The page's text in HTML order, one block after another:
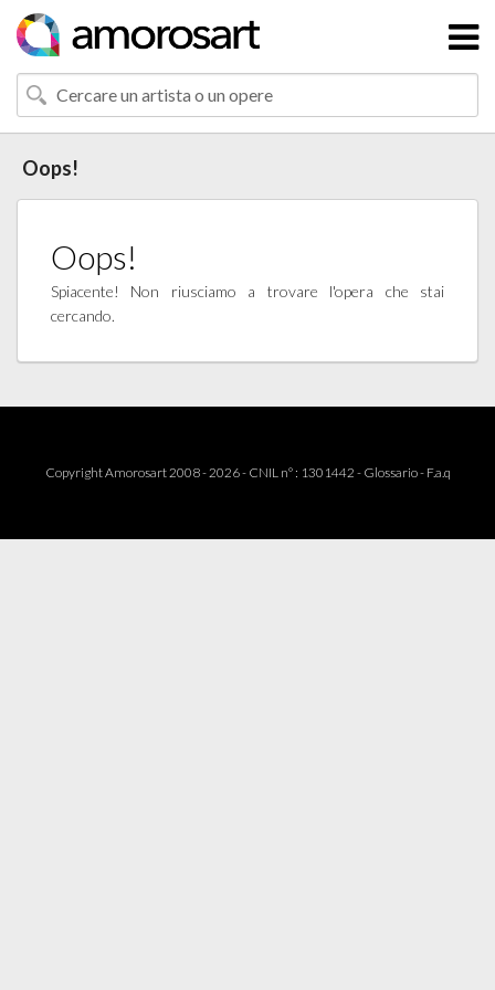
Oops!
Oops!
Spiacente! Non riusciamo a trovare l'opera che stai
cercando.
Copyright Amorosart 2008 - 2026 - CNIL n° : 1301442 - Glossario- F.a.q